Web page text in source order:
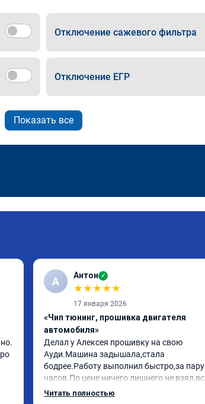
Отключение сажевого фильтра
Отключение ЕГР
Показать все
А Антон ✓
★★★★★
17 января 2026
«Чип тюнинг, прошивка двигателя
автомобиля»
Делал у Алексея прошивку на свою
Ауди.Машина задышала,стала
бодрее.Работу выполнил быстро,за пару
часов.По цене ничего лишнего не взял,всё
как договаривались заранее.После
Читать полностью